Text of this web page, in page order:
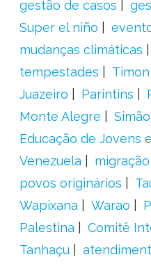
gestão de casos
Super el niño
mudanças climáticas
tempestades
Timon
Juazeiro
Parintins
Monte Alegre
Educação de Jovens
Venezuela
migração
povos originários
Wapixana
Warao
Palestina
Comitê
Tanhaçu